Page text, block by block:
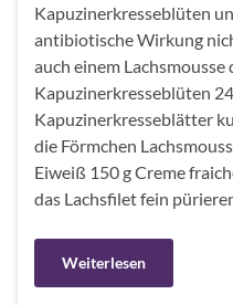
Kapuzinerkresseblüten
antibiotische Wirkung
auch einem
Kapuzinerkresseblüten
Kapuzinerkresseblätter
die Förmchen
Eiweiß 150 g Creme
das Lachsfilet fein
Weiterlesen